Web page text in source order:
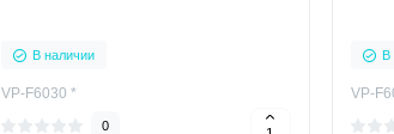
В наличии
VP-F6030 *
0
В
VP-